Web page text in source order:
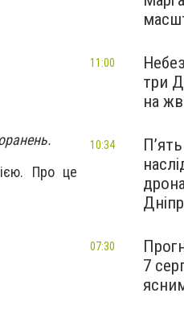
Про це
три
на
11:00
10:34
7
07:30